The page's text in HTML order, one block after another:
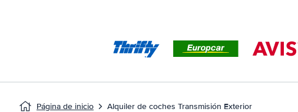
Página de inicio Alquiler de coches Transmisión Exterior